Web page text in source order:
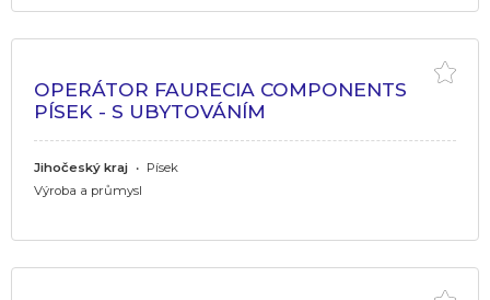
OPERÁTOR FAURECIA COMPONENTS
PÍSEK - S UBYTOVÁNÍM
Jihočeský kraj • Písek
Výroba a průmysl